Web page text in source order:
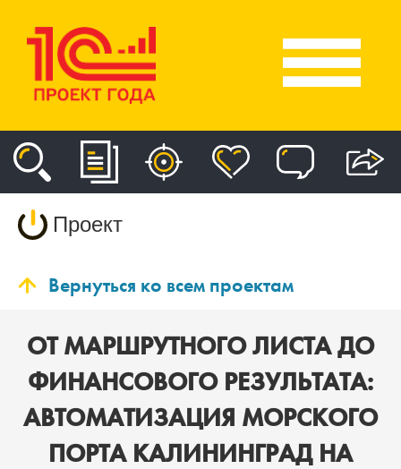
Проект
Вернуться ко всем проектам
ОТ МАРШРУТНОГО ЛИСТА ДО
ФИНАНСОВОГО РЕЗУЛЬТАТА:
АВТОМАТИЗАЦИЯ МОРСКОГО
ПОРТА КАЛИНИНГРАД НА